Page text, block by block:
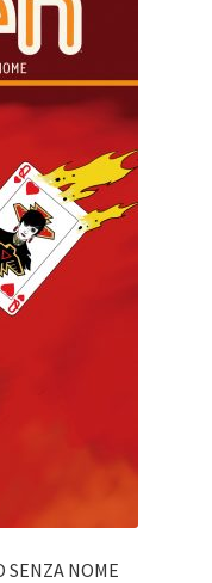
SENZA NOME